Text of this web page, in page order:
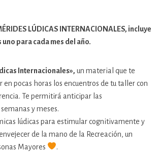
LÚDICAS INTERNACIONALES, incluye
para cada mes del año.
Internacionales», un material que te
en pocas horas los encuentros de tu taller con
Te permitirá anticipar las
y meses.
lúdicas para estimular cognitivamente y
de la mano de la Recreación, un
Mayores
.